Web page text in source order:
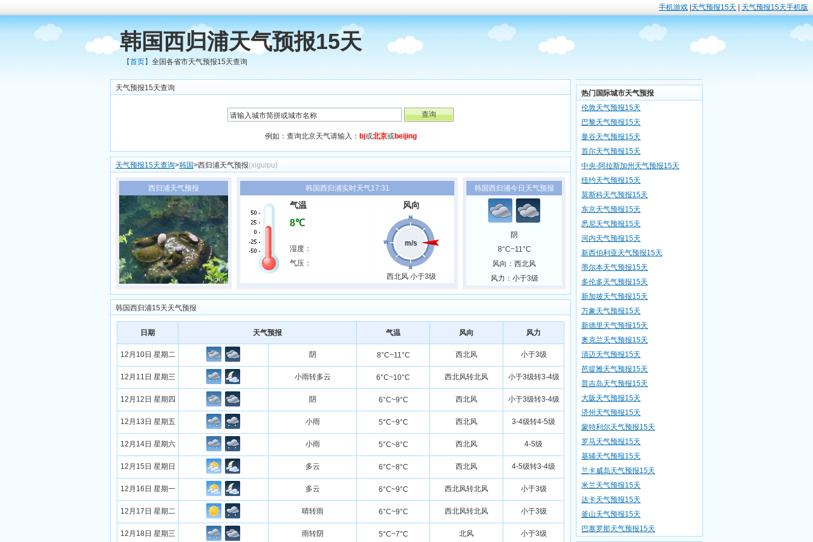
手机游戏 天气预报15天 天气预报15天手机版
韩国西归浦天气预报15天
【首页】 全国各省市天气预报15天查询
天气预报15天查询
例如：查询北京天气请输入： bj或北京或beijing
天气预报15天查询>韩国>西归浦天气预报(xiguipu)
西归浦天气预报 韩国西归浦实时天气17:31
气温
8℃
湿度：
气压：
风向
m/s
西北风 小于3级
韩国西归浦今日天气预报
阴
8°C~11°C
风向：西北风
风力：小于3级
韩国西归浦15天天气预报
日期 天气预报 气温 风向 风力
12月10日 星期二 阴 8°C~11°C 西北风 小于3级
12月11日 星期三 小雨转多云 6°C~10°C 西北风转北风 小于3级转3-4级
12月12日 星期四 阴 6°C~9°C 西北风 小于3级转3-4级
12月13日 星期五 小雨 5°C~9°C 西北风 3-4级转4-5级
12月14日 星期六 小雨 5°C~8°C 西北风 4-5级
12月15日 星期日 多云 6°C~8°C 西北风 4-5级转3-4级
12月16日 星期一 多云 6°C~9°C 西北风转北风 小于3级
12月17日 星期二 晴转雨 6°C~9°C 西北风转北风 小于3级
12月18日 星期三 雨转阴 5°C~7°C 北风 小于3级
热门国际城市天气预报
伦敦天气预报15天
巴黎天气预报15天
曼谷天气预报15天
首尔天气预报15天
中央-阿拉斯加州天气预报15天
纽约天气预报15天
莫斯科天气预报15天
东京天气预报15天
悉尼天气预报15天
河内天气预报15天
新西伯利亚天气预报15天
墨尔本天气预报15天
多伦多天气预报15天
新加坡天气预报15天
万象天气预报15天
新德里天气预报15天
奥克兰天气预报15天
清迈天气预报15天
芭提雅天气预报15天
普吉岛天气预报15天
大阪天气预报15天
济州天气预报15天
蒙特利尔天气预报15天
罗马天气预报15天
基辅天气预报15天
兰卡威岛天气预报15天
米兰天气预报15天
达卡天气预报15天
釜山天气预报15天
巴塞罗那天气预报15天